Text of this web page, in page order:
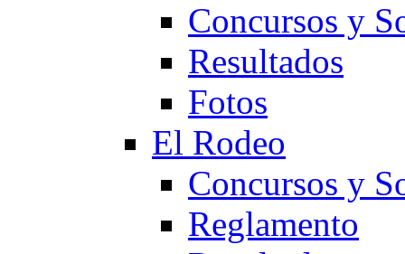
Concursos y
Resultados
Fotos
El Rodeo
Concursos y
Reglamento